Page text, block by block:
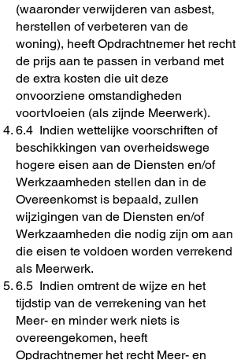
(waaronder verwijderen van asbest,
herstellen of verbeteren van de
woning), heeft Opdrachtnemer het recht
de prijs aan te passen in verband met
de extra kosten die uit deze
onvoorziene omstandigheden
voortvloeien (als zijnde Meerwerk).
6.4 Indien wettelijke voorschriften of
beschikkingen van overheidswege
hogere eisen aan de Diensten en/of
Werkzaamheden stellen dan in de
Overeenkomst is bepaald, zullen
wijzigingen van de Diensten en/of
Werkzaamheden die nodig zijn om aan
die eisen te voldoen worden verrekend
als Meerwerk.
6.5 Indien omtrent de wijze en het
tijdstip van de verrekening van het
Meer- en minder werk niets is
overeengekomen, heeft
Opdrachtnemer het recht Meer- en